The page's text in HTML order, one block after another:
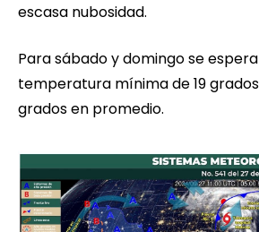
escasa nubosidad.
Para sábado y domingo se
temperatura mínima de 19
grados en promedio.